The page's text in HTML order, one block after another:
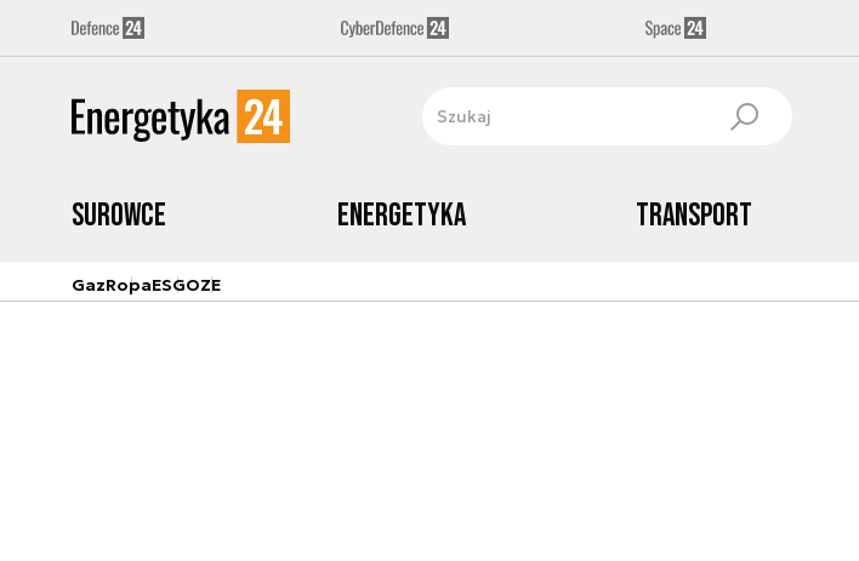
Surowce Energetyka Transport
GazRopaESGOZE